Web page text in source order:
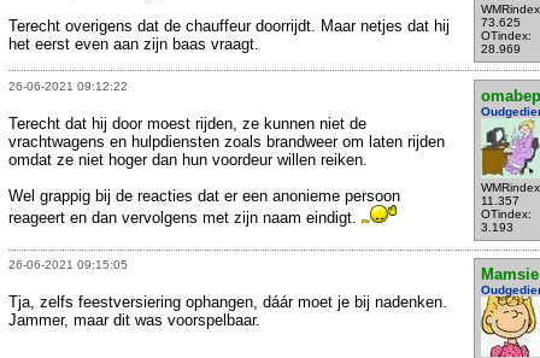
73.625
OTindex:
28.969
Terecht overigens dat de chauffeur doorrijdt. Maar netjes dat hij
het eerst even aan zijn baas vraagt.
26-06-2021 09:12:22
omabep
11.357
OTindex:
3.193
Terecht dat hij door moest rijden, ze kunnen niet de
vrachtwagens en hulpdiensten zoals brandweer om laten rijden
omdat ze niet hoger dan hun voordeur willen reiken.
Wel grappig bij de reacties dat er een anonieme persoon
reageert en dan vervolgens met zijn naam eindigt.
26-06-2021 09:15:05
Mamsie
Tja, zelfs feestversiering ophangen, dáár moet je bij nadenken.
Jammer, maar dit was voorspelbaar.